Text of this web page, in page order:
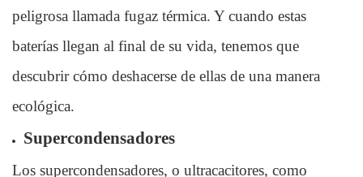
peligrosa llamada fugaz térmica. Y cuando estas
baterías llegan al final de su vida, tenemos que
descubrir cómo deshacerse de ellas de una manera
ecológica.
Supercondensadores
Los supercondensadores, o ultracacitores, como